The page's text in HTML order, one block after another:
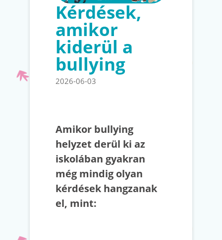
Kérdések,
amikor
kiderül a
bullying
2026-06-03
Amikor bullying
helyzet derül ki az
iskolában gyakran
még mindig olyan
kérdések hangzanak
el, mint: